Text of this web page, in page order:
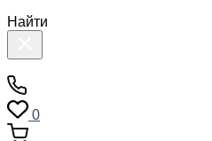
Найти
0